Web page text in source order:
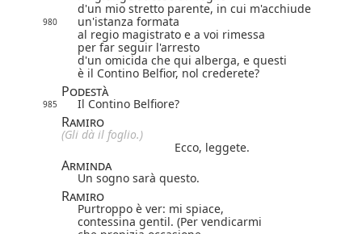
d'un mio stretto parente, in cui m'acchiude
980
un'istanza formata
al regio magistrato e a voi rimessa
per far seguir l'arresto
d'un omicida che qui alberga, e questi
è il Contino Belfior, nol crederete?
Podestà
985 Il Contino Belfiore?
Ramiro
(Gli dà il foglio.)
Ecco, leggete.
Arminda
Un sogno sarà questo.
Ramiro
Purtroppo è ver: mi spiace,
contessina gentil. (Per vendicarmi